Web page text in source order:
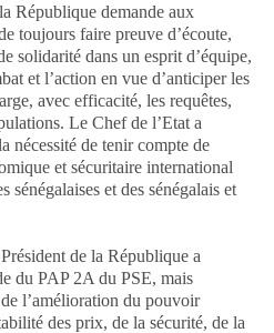
République demande aux
toujours faire preuve d’écoute,
solidarité dans un esprit d’équipe,
et l’action en vue d’anticiper les
avec efficacité, les requêtes,
Le Chef de l’Etat a
nécessité de tenir compte de
et sécuritaire international
sénégalaises et des sénégalais et
de la République a
du PAP 2A du PSE, mais
l’amélioration du pouvoir
des prix, de la sécurité, de la